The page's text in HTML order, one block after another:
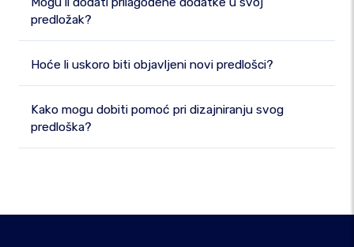
predložak?
Hoće li uskoro biti objavljeni novi predlošci?
Kako mogu dobiti pomoć pri dizajniranju svog
predloška?